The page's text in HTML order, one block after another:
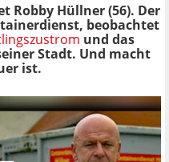
Robby Hüllner (56). Der
beobachtet
und das
Stadt. Und macht
ist.